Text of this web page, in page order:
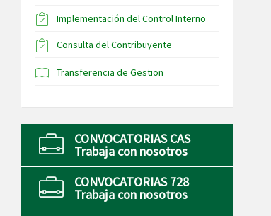
Implementación del Control Interno
Consulta del Contribuyente
Transferencia de Gestion
CONVOCATORIAS CAS
Trabaja con nosotros
CONVOCATORIAS 728
Trabaja con nosotros